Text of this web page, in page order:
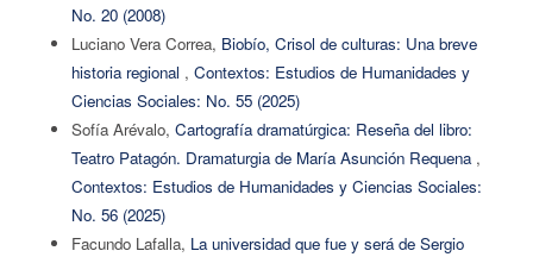
No. 20 (2008)
Luciano Vera Correa, Biobío, Crisol de culturas: Una breve
historia regional , Contextos: Estudios de Humanidades y
Ciencias Sociales: No. 55 (2025)
Sofía Arévalo, Cartografía dramatúrgica: Reseña del libro:
Teatro Patagón. Dramaturgia de María Asunción Requena ,
Contextos: Estudios de Humanidades y Ciencias Sociales:
No. 56 (2025)
Facundo Lafalla, La universidad que fue y será de Sergio